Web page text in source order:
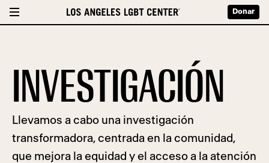
Donar
INVESTIGACIÓN
Llevamos a cabo una investigación
transformadora, centrada en la comunidad,
que mejora la equidad y el acceso a la atención